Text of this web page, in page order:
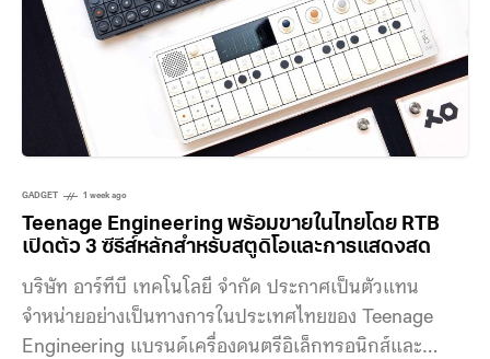
GADGET 1 week ago
Teenage Engineering พร้อมขายในไทยโดย RTB
เปิดตัว 3 ซีรีส์หลักสำหรับสตูดิโอและการแสดงสด
บริษัท อาร์ทีบี เทคโนโลยี จำกัด ประกาศเป็นตัวแทน
จำหน่ายอย่างเป็นทางการในประเทศไทยของ Teenage
Engineering แบรนด์เครื่องดนตรีอิเล็กทรอนิกส์และ